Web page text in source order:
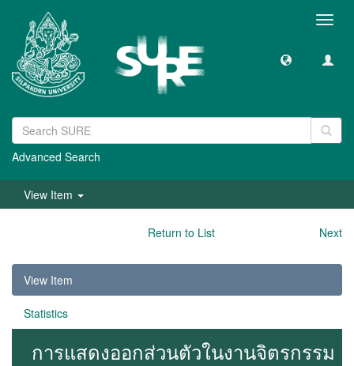
Advanced Search
View Item
Return to List Next
View Item
Statistics
การแสดงออกส่วนตัวในงานจิตรกรรม